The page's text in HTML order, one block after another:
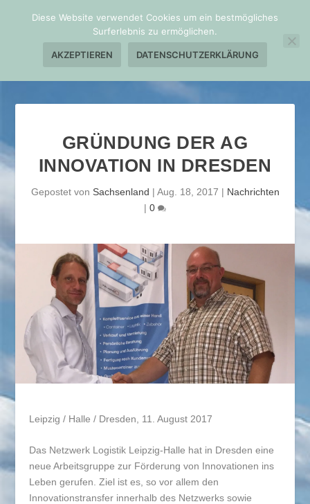
GRÜNDUNG DER AG
INNOVATION IN DRESDEN
Gepostet von Sachsenland | Aug. 18, 2017 | Nachrichten
| 0
Leipzig / Halle / Dresden, 11. August 2017
Das Netzwerk Logistik Leipzig-Halle hat in Dresden eine
neue Arbeitsgruppe zur Förderung von Innovationen ins
Leben gerufen. Ziel ist es, so vor allem den
Innovationstransfer innerhalb des Netzwerks sowie
Diese Website verwendet Cookies um ein bestmögliches
Surferlebnis zu ermöglichen.
AKZEPTIEREN DATENSCHUTZERKLÄRUNG